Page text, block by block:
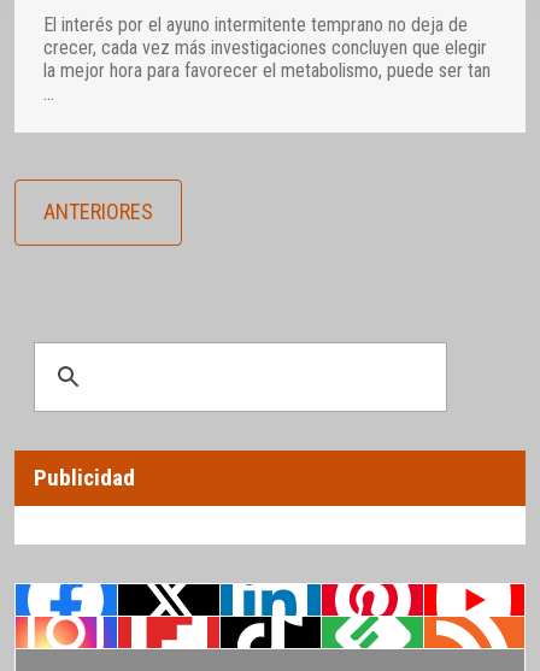
El interés por el ayuno intermitente temprano no deja de
crecer, cada vez más investigaciones concluyen que elegir
la mejor hora para favorecer el metabolismo, puede ser tan
ANTERIORES
Publicidad